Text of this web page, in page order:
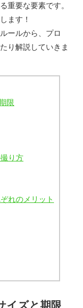
重要な要素です。
ます！
ールから、プロ
り解説していきま
限
り方
れのメリット
イズと期限